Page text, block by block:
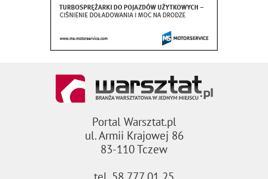
Portal Warsztat.pl
ul. Armii Krajowej 86
83-110 Tczew